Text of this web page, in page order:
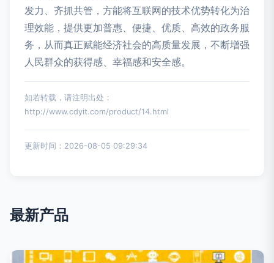
发力、齐抓共管，方能将互联网的技术优势转化为治
理效能，提供更加普惠、便捷、优质、高效的政务服
务，从而真正赋能经济社会的高质量发展，不断增强
人民群众的获得感、幸福感和安全感。
如若转载，请注明出处：
http://www.cdyit.com/product/14.html
更新时间：2026-08-05 09:29:34
最新产品